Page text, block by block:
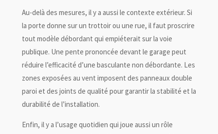
Au-delà des mesures, il y a aussi le contexte extérieur. Si
la porte donne sur un trottoir ou une rue, il faut proscrire
tout modèle débordant qui empiéterait sur la voie
publique. Une pente prononcée devant le garage peut
réduire l’efficacité d’une basculante non débordante. Les
zones exposées au vent imposent des panneaux double
paroi et des joints de qualité pour garantir la stabilité et la
durabilité de l’installation.
Enfin, il y a l’usage quotidien qui joue aussi un rôle